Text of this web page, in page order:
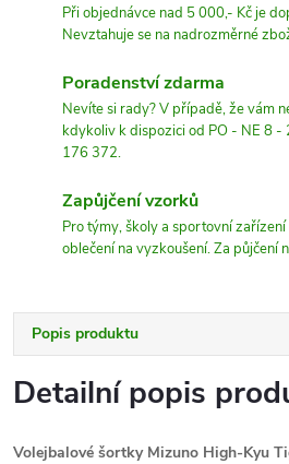
Při objednávce nad 5 000,- Kč je
Nevztahuje se na nadrozměrné
Poradenství zdarma
Nevíte si rady? V případě, že vám
kdykoliv k dispozici od PO - NE 8 -
176 372.
Zapůjčení vzorků
Pro týmy, školy a sportovní
oblečení na vyzkoušení. Za půjčení
Popis produktu
Detailní popis
Volejbalové šortky Mizuno High-Kyu